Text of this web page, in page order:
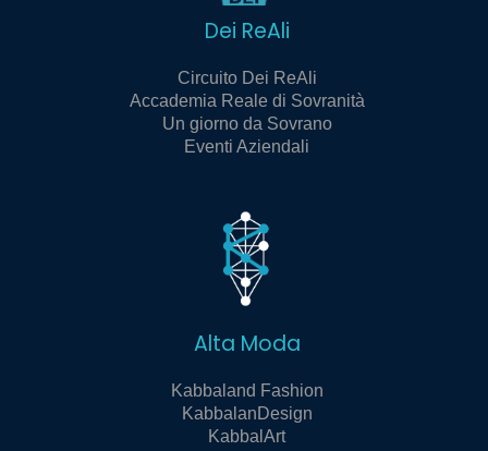
Dei ReAli
Circuito Dei ReAli
Accademia Reale di Sovranità
Un giorno da Sovrano
Eventi Aziendali
Alta Moda
Kabbaland Fashion
KabbalanDesign
KabbalArt